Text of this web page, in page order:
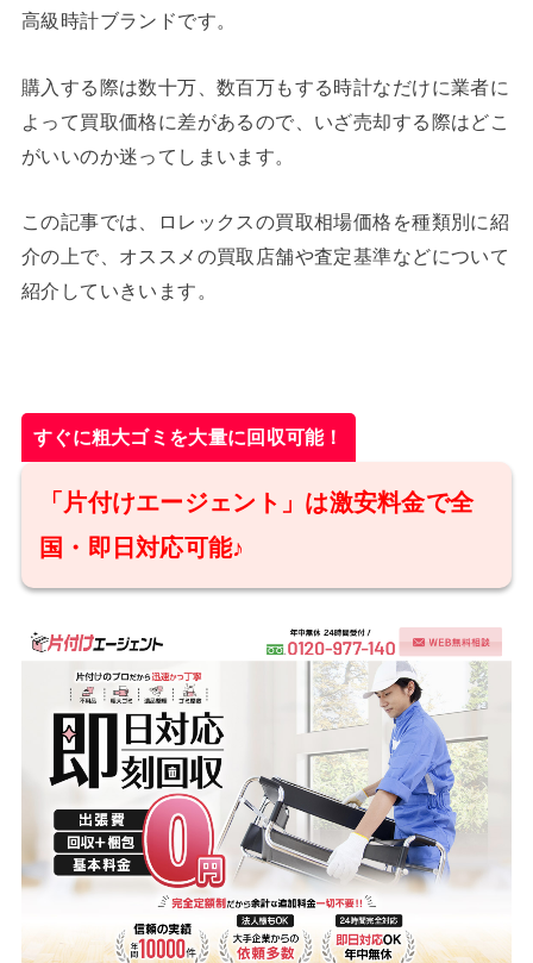
高級時計ブランドです。
購入する際は数十万、数百万もする時計なだけに業者に
よって買取価格に差があるので、いざ売却する際はどこ
がいいのか迷ってしまいます。
この記事では、ロレックスの買取相場価格を種類別に紹
介の上で、オススメの買取店舗や査定基準などについて
紹介していきいます。
すぐに粗大ゴミを大量に回収可能！
「片付けエージェント」は激安料金で全
国・即日対応可能♪